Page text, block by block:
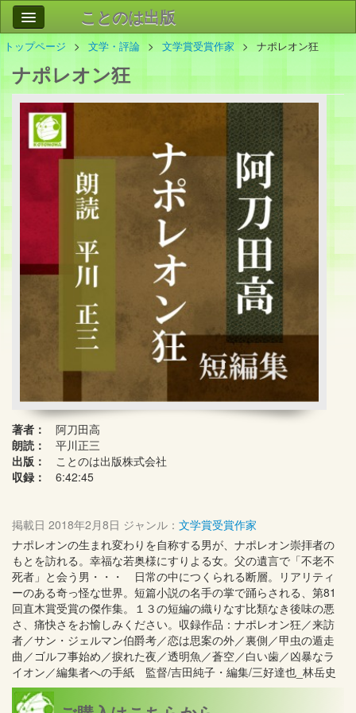
ことのは出版
作品
事業案内
会社情報
トップページ 文学・評論 文学賞受賞作家 ナポレオン狂
ナポレオン狂
著者：
阿刀田高
朗読：
平川正三
出版：
ことのは出版株式会社
収録：
6:42:45
掲載日 2018年2月8日 ジャンル： 文学賞受賞作家
ナポレオンの生まれ変わりを自称する男が、ナポレオン崇拝者の
もとを訪れる。幸福な若奥様にすりよる女。父の遺言で「不老不
死者」と会う男・・・ 日常の中につくられる断層。リアリティ
ーのある奇っ怪な世界。短篇小説の名手の掌で踊らされる、第81
回直木賞受賞の傑作集。１３の短編の織りなす比類なき後味の悪
さ、痛快さをお愉しみください。収録作品：ナポレオン狂／来訪
者／サン・ジェルマン伯爵考／恋は思案の外／裏側／甲虫の遁走
曲／ゴルフ事始め／捩れた夜／透明魚／蒼空／白い歯／凶暴なラ
イオン／編集者への手紙 監督/吉田純子・編集/三好達也_林岳史